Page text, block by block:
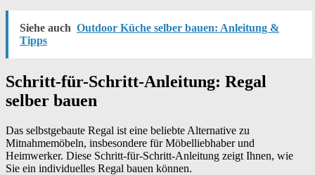
Siehe auch Outdoor Küche selber bauen: Anleitung &
Tipps
Schritt-für-Schritt-Anleitung: Regal
selber bauen
Das selbstgebaute Regal ist eine beliebte Alternative zu
Mitnahmemöbeln, insbesondere für Möbelliebhaber und
Heimwerker. Diese Schritt-für-Schritt-Anleitung zeigt Ihnen, wie
Sie ein individuelles Regal bauen können.